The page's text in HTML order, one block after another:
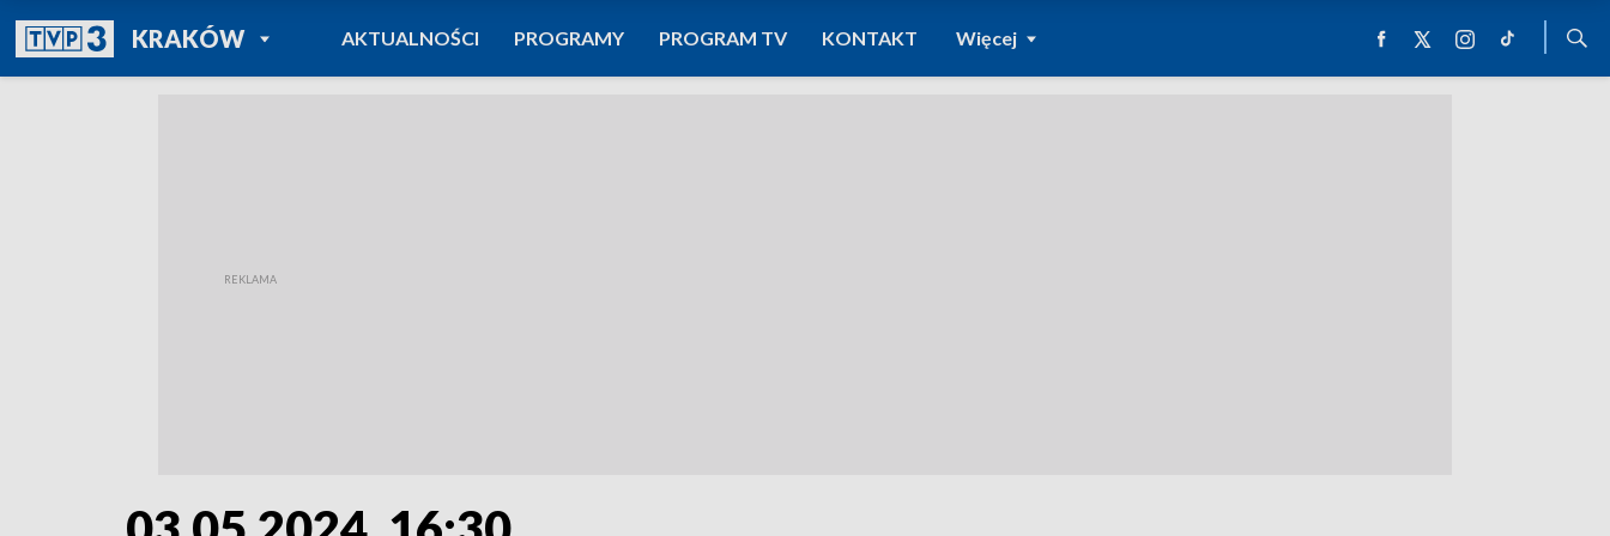
KRAKÓWPOWRÓT DO
TVP REGIONY
AKTUALNOŚCI PROGRAMY PROGRAM TV KONTAKT Więcej